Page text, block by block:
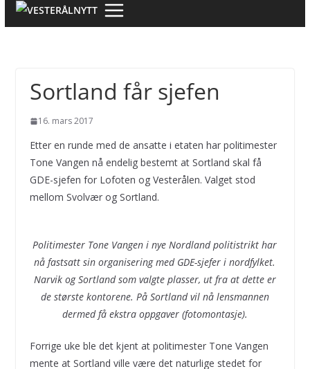
Sortland får sjefen
16. mars 2017
Etter en runde med de ansatte i etaten har politimester
Tone Vangen nå endelig bestemt at Sortland skal få
GDE-sjefen for Lofoten og Vesterålen. Valget stod
mellom Svolvær og Sortland.
Politimester Tone Vangen i nye Nordland politistrikt har
nå fastsatt sin organisering med GDE-sjefer i nordfylket.
Narvik og Sortland som valgte plasser, ut fra at dette er
de største kontorene. På Sortland vil nå lensmannen
dermed få ekstra oppgaver (fotomontasje).
Forrige uke ble det kjent at politimester Tone Vangen
mente at Sortland ville være det naturlige stedet for